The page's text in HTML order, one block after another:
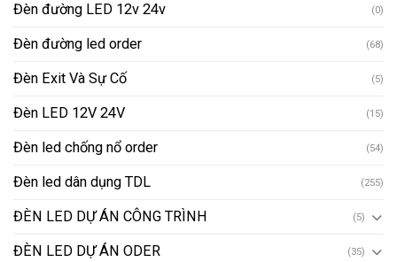
Đèn đường LED 12v 24v (0)
Đèn đường led order (68)
Đèn Exit Và Sự Cố (5)
Đèn LED 12V 24V (15)
Đèn led chống nổ order (54)
Đèn led dân dụng TDL (255)
ĐÈN LED DỰ ÁN CÔNG TRÌNH (5)
ĐÈN LED DỰ ÁN ODER (35)